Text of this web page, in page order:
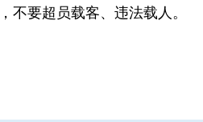
不要超员载客、违法载人。